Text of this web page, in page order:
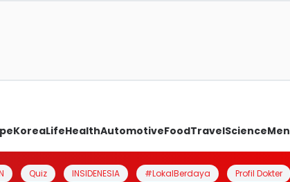
KoreaLifeHealthAutomotiveFoodTravelScienceMen
Quiz INSIDENESIA #LokalBerdaya Profil Dokter